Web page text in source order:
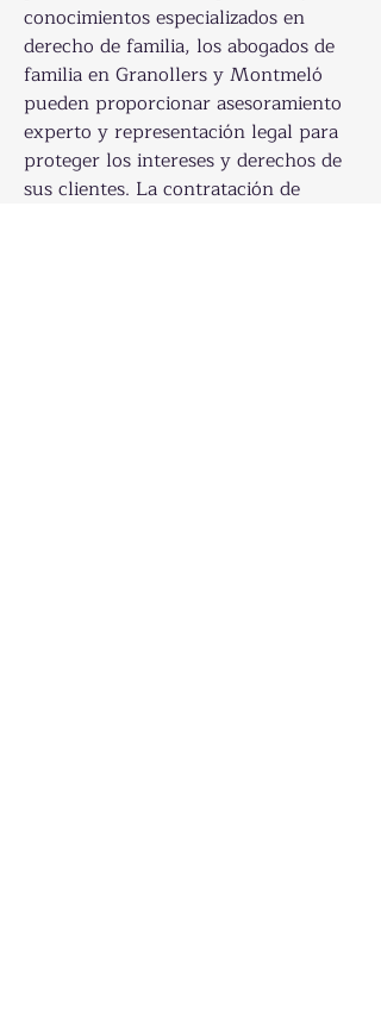
conocimientos especializados en
derecho de familia, los abogados de
familia en Granollers y Montmeló
pueden proporcionar asesoramiento
experto y representación legal para
proteger los intereses y derechos de
sus clientes. La contratación de